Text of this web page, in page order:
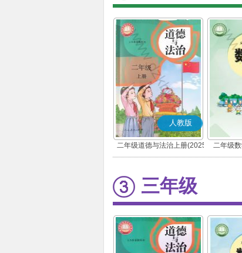
人教版
二年级道德与法治上册(2025
秋版)(部编版)
二年级
三年级